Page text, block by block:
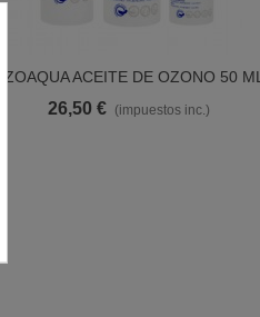
Ver Más
OZOAQUA ACEITE DE OZONO 50 ML
26,50 € (impuestos inc.)